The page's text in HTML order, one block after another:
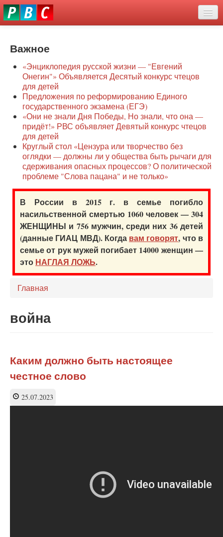
Перейти
к
О нас
Защита семей
Образование
Наше сопротивление
Регионы
Видео
Важное
«Энциклопедия русской жизни — "Евгений
Онегин"» Объявляется Десятый конкурс чтецов
для детей
Предложения по реформированию Единого
государственного экзамена (ЕГЭ)
«Они не знали Дня Победы, Но знали, что она —
придёт!» РВС объявляет Девятый конкурс чтецов
для детей
Круглый стол «Цензура или творчество без
оглядки — должны ли у общества быть рычаги для
сдерживания опасных процессов? О политической
проблеме "Слова пацана" и не только»
В России в 2015 г. в семье погибло
насильственной смертью 1060 человек — 304
ЖЕНЩИНЫ и 756 мужчин, среди них 36 детей
(данные ГИАЦ МВД). Когда вам говорят, что в
семье от рук мужей погибает 14000 женщин —
это НАГЛАЯ ЛОЖЬ.
Главная
война
Каким должно быть настоящее
честное слово
25.07.2023